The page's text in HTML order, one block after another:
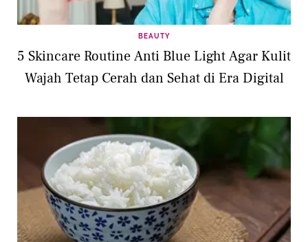
BEAUTY
5 Skincare Routine Anti Blue Light Agar Kulit
Wajah Tetap Cerah dan Sehat di Era Digital